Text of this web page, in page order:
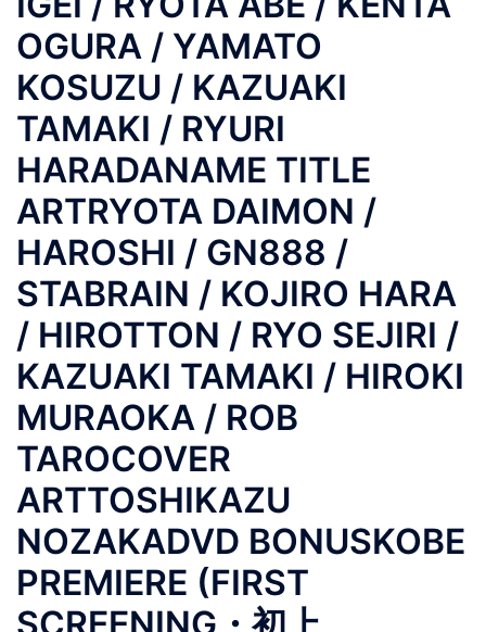
OGURA / YAMATO
KOSUZU / KAZUAKI
TAMAKI / RYURI
HARADANAME TITLE
ARTRYOTA DAIMON /
HAROSHI / GN888 /
STABRAIN / KOJIRO HARA
/ HIROTTON / RYO SEJIRI /
KAZUAKI TAMAKI / HIROKI
MURAOKA / ROB
TAROCOVER
ARTTOSHIKAZU
NOZAKADVD BONUSKOBE
PREMIERE (FIRST
SCREENING・初上